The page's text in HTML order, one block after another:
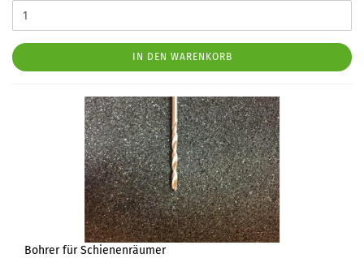
IN DEN WARENKORB
Bohrer für Schienenräumer